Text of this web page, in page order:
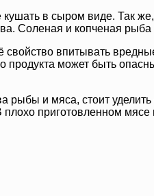
в сыром виде. Так
Соленая и копченая
впитывать
продукта может быть
рыбы и мяса, стоит
приготовленном